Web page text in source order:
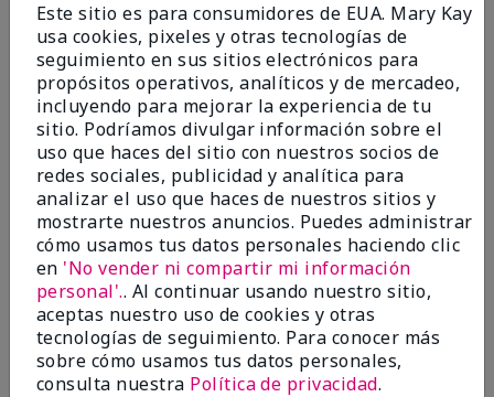
Este sitio es para consumidores de EUA. Mary Kay
usa cookies, pixeles y otras tecnologías de
seguimiento en sus sitios electrónicos para
propósitos operativos, analíticos y de mercadeo,
incluyendo para mejorar la experiencia de tu
sitio. Podríamos divulgar información sobre el
uso que haces del sitio con nuestros socios de
redes sociales, publicidad y analítica para
analizar el uso que haces de nuestros sitios y
mostrarte nuestros anuncios. Puedes administrar
cómo usamos tus datos personales haciendo clic
en 'No vender ni compartir mi información
personal'.. Al continuar usando nuestro sitio,
aceptas nuestro uso de cookies y otras
tecnologías de seguimiento. Para conocer más
sobre cómo usamos tus datos personales,
consulta nuestra Política de privacidad.